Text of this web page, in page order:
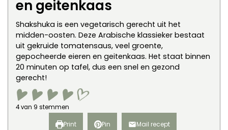
en geitenkaas
Shakshuka is een vegetarisch gerecht uit het
midden-oosten. Deze Arabische klassieker bestaat
uit gekruide tomatensaus, veel groente,
gepocheerde eieren en geitenkaas. Het staat binnen
20 minuten op tafel, dus een snel en gezond
gerecht!
4van 9 stemmen
Print Pin Mail recept